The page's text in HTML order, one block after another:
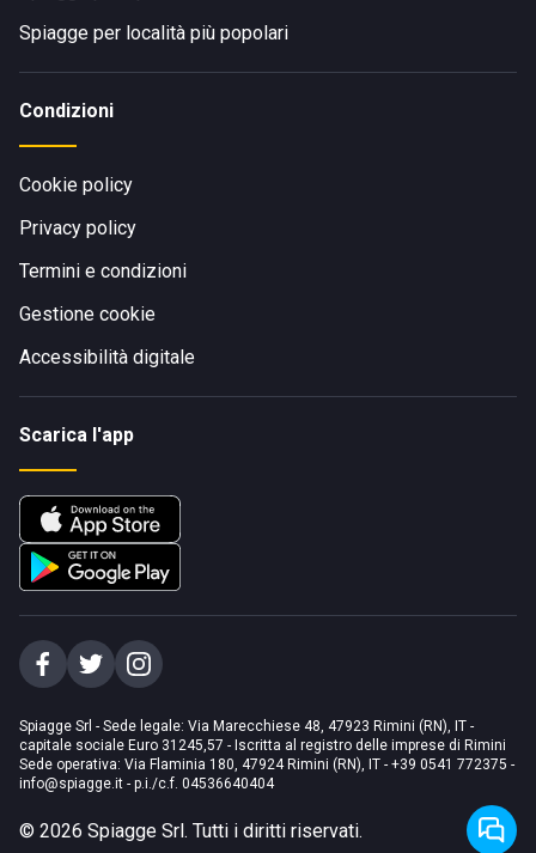
Spiagge per località più popolari
Condizioni
Cookie policy
Privacy policy
Termini e condizioni
Gestione cookie
Accessibilità digitale
Scarica l'app
Spiagge Srl - Sede legale: Via Marecchiese 48, 47923 Rimini (RN), IT -
capitale sociale Euro 31245,57 - Iscritta al registro delle imprese di Rimini
Sede operativa: Via Flaminia 180, 47924 Rimini (RN), IT - +39 0541 772375 -
info@spiagge.it - p.i./c.f. 04536640404
© 2026 Spiagge Srl. Tutti i diritti riservati.